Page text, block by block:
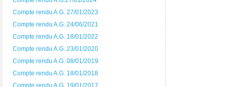
Compte rendu A.G. 27/01/2023
Compte rendu A.G. 24/06/2021
Compte rendu A.G. 18/01/2022
Compte rendu A.G. 23/01/2020
Compte rendu A.G. 08/01/2019
Compte rendu A.G. 18/01/2018
Compte rendu A.G. 19/01/2017